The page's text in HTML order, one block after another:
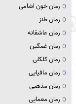
رمان خون اشامی
رمان طنز
رمان عاشقانه
رمان غمگین
رمان کلکلی
رمان مافیایی
رمان مذهبی
رمان معمایی